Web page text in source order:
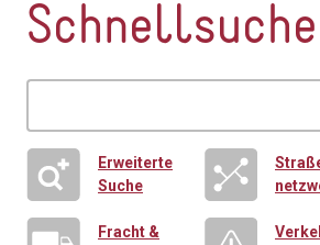
Schnellsuche
Erweiterte
Suche
Fracht &